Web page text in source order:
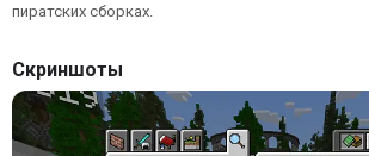
пиратских сборках.
Скриншоты